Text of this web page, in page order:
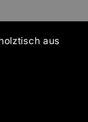
aus